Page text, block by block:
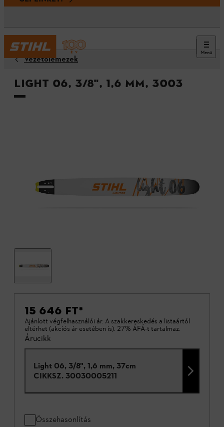
Menü
Vezetőlemezek
Light 06, 3/8", 1,6 mm, 3003
15 646 FT*
Ajánlott végfelhasználói ár. A szakkereskedés a listaártól
eltérhet (akciós ár esetében is). 27% ÁFÁ-t tartalmaz.
Árucikk
Light 06, 3/8", 1,6 mm, 37cm
CIKKSZ. 30030005211
Összehasonlítás